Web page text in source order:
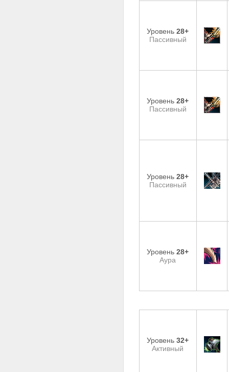
Уровень28+
Пассивный
Уровень28+
Пассивный
Уровень28+
Пассивный
Уровень28+
Аура
Уровень32+
Активный